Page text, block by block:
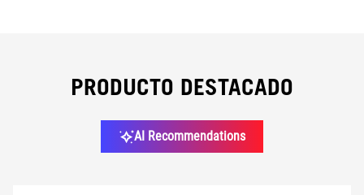
PRODUCTO DESTACADO
AI Recommendations